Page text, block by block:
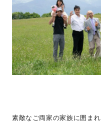
素敵なご両家の家族に囲まれ